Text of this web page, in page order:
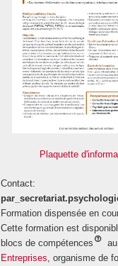
Plaquette
Contact:
Formation dispensée en
Cette formation est
blocs de compétences
Entreprises , organisme de